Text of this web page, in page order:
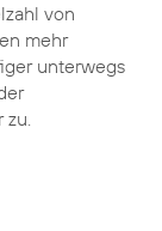
von
mehr
unterwegs
zu.